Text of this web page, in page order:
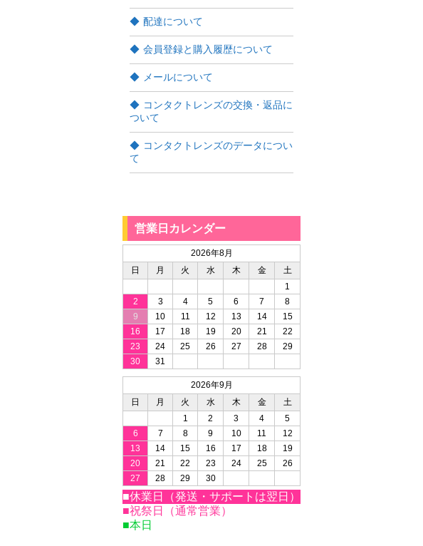
配達について
会員登録と購入履歴について
メールについて
コンタクトレンズの交換・返品に
ついて
コンタクトレンズのデータについ
て
営業日カレンダー
2026年8月
日
月 火 水 木 金
土
1
2
3 4 5 6 7
8
9
10 11 12 13 14
15
16
17 18 19 20 21
22
23
24 25 26 27 28
29
30
31
2026年9月
日
月 火 水 木 金
土
1
2 3 4
5
6
7 8 9 10 11
12
13
14 15 16 17 18
19
20
21 22 23 24 25
26
27
28 29 30
■休業日（発送・サポートは翌日）
■祝祭日（通常営業）
■本日